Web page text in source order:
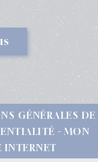
GÉNÉRALES DE
MON
INTERNET